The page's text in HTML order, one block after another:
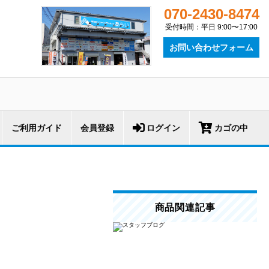
070-2430-8474
受付時間：平日 9:00〜17:00
お問い合わせフォーム
ご利用ガイド 会員登録 ログイン カゴの中
商品関連記事